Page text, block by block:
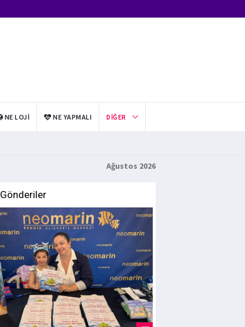
NE LOJI NE YAPMALI DIĞER
Ağustos 2026
Gönderiler